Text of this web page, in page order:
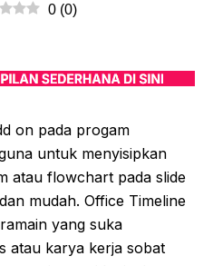
0 (0)
on pada progam
untuk menyisipkan
atau flowchart pada slide
mudah. Office Timeline
yang suka
atau karya kerja sobat